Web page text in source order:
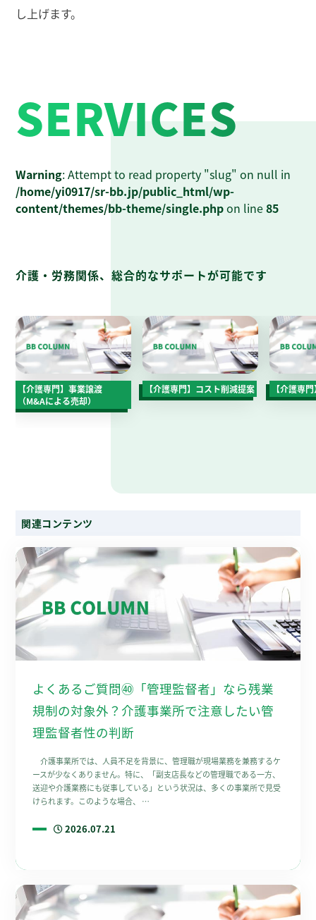
し上げます。
SERVICES
Warning: Attempt to read property "slug" on null in
/home/yi0917/sr-bb.jp/public_html/wp-
content/themes/bb-theme/single.phpon line85
介護・労務関係、総合的なサポートが可能です
【介護専門】事業譲渡
（M&Aによる売却）
【介護専門】コスト削減提案 【介護専
関連コンテンツ
よくあるご質問㊵「管理監督者」なら残業
規制の対象外？介護事業所で注意したい管
理監督者性の判断
介護事業所では、人員不足を背景に、管理職が現場業務を兼務するケ
ースが少なくありません。特に、「副支店長などの管理職である一方、
送迎や介護業務にも従事している」という状況は、多くの事業所で見受
けられます。このような場合、 …
2026.07.21